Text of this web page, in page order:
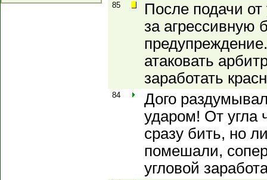
85
После подачи
за агрессивную
атаковать
заработать
84
Дого
ударом! От угла
сразу бить, но
помешали,
угловой